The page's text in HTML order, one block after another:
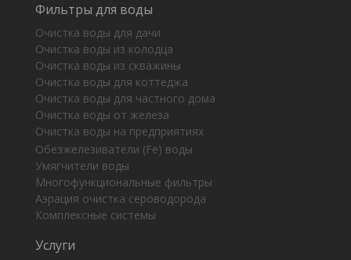
Фильтры для воды
Очистка воды для дачи
Очистка воды из колодца
Очистка воды из скважины
Очистка воды для коттеджа
Очистка воды для частного дома
Очистка воды от железа
Очистка воды на предприятиях
Обезжелезиватели (Fe) воды
Умягчители воды
Многофункциональные фильтры
Аэрация очистка сероводорода
Комплексные системы
Услуги